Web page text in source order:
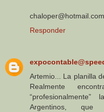
chaloper@hotmail.com
Responder
Artemio... La planilla
Realmente
Argentinos, que